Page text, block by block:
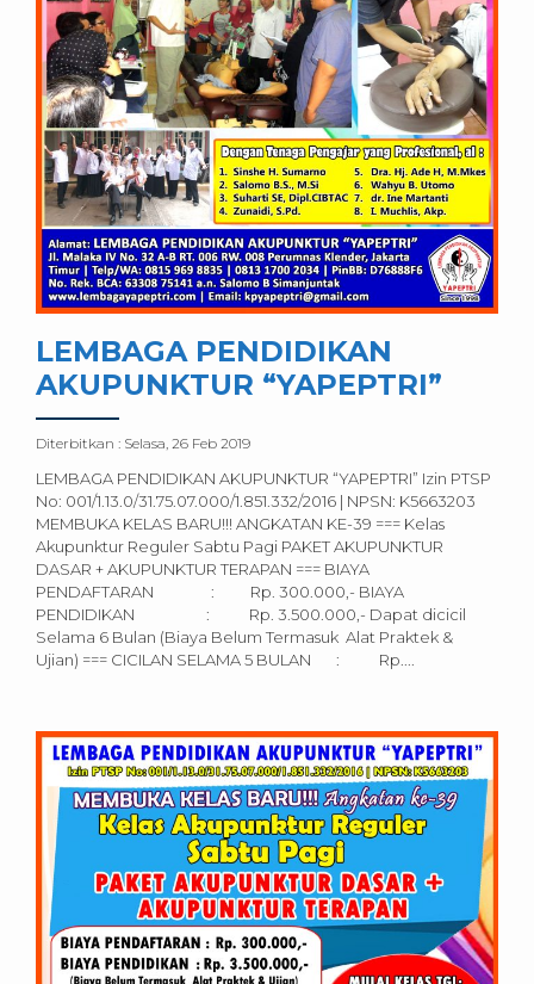
LEMBAGA PENDIDIKAN
AKUPUNKTUR “YAPEPTRI”
Diterbitkan : Selasa, 26 Feb 2019
LEMBAGA PENDIDIKAN AKUPUNKTUR “YAPEPTRI” Izin PTSP
No: 001/1.13.0/31.75.07.000/1.851.332/2016 | NPSN: K5663203
MEMBUKA KELAS BARU!!! ANGKATAN KE-39 === Kelas
Akupunktur Reguler Sabtu Pagi PAKET AKUPUNKTUR
DASAR + AKUPUNKTUR TERAPAN === BIAYA
PENDAFTARAN : Rp. 300.000,- BIAYA
PENDIDIKAN : Rp. 3.500.000,- Dapat dicicil
Selama 6 Bulan (Biaya Belum Termasuk Alat Praktek &
Ujian) === CICILAN SELAMA 5 BULAN : Rp....